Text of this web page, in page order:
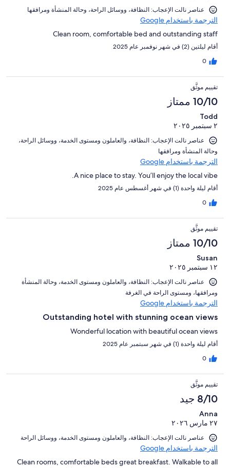
عناصر نالت الإعجاب: ⁦النظافة⁩، و⁦وسائل الراحة⁩، و⁦حالة المنشأة ومرافقها⁩
الترجمة باستخدام Google
Clean room, comfortable bed and outstanding staff
أقام ليلتين (2) في شهر نوفمبر عام 2025
0
تقييم موثَّق
10/10 ممتاز
Todd
٢ سبتمبر ٢٠٢٥
عناصر نالت الإعجاب: ⁦النظافة⁩، و⁦العاملون ومستوى الخدمة⁩، و⁦وسائل الراحة⁩،
و⁦حالة المنشأة ومرافقها⁩
الترجمة باستخدام Google
A nice place to stay. You’ll enjoy the local vibe.
أقام ليلة واحدة (1) في شهر أغسطس عام 2025
0
تقييم موثَّق
10/10 ممتاز
Susan
١٢ سبتمبر ٢٠٢٥
عناصر نالت الإعجاب: ⁦النظافة⁩، و⁦العاملون ومستوى الخدمة⁩، و⁦حالة المنشأة
ومرافقها⁩، و⁦مستوى الراحة في الغرفة⁩
الترجمة باستخدام Google
Outstanding hotel with stunning ocean views
Wonderful location with beautiful ocean views
أقام ليلة واحدة (1) في شهر سبتمبر عام 2025
0
تقييم موثَّق
8/10 جيد
Anna
٢٧ مارس ٢٠٢٦
عناصر نالت الإعجاب: ⁦النظافة⁩، و⁦العاملون ومستوى الخدمة⁩، و⁦وسائل الراحة⁩
الترجمة باستخدام Google
Clean rooms, comfortable beds great breakfast. Walkable to all